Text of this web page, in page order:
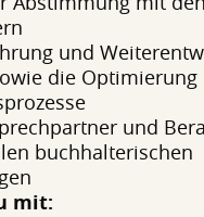
und
die
und
buchhalterischen
mit: